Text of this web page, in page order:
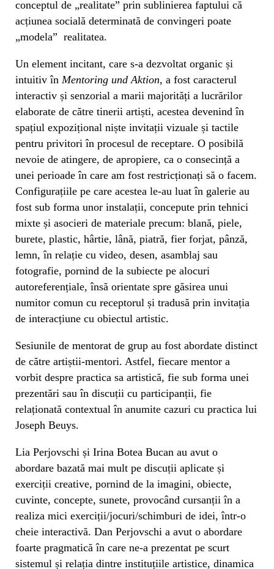
conceptul de „realitate” prin sublinierea faptului că
acțiunea socială determinată de convingeri poate
„modela” realitatea.
Un element incitant, care s-a dezvoltat organic și
intuitiv în Mentoring und Aktion, a fost caracterul
interactiv și senzorial a marii majorități a lucrărilor
elaborate de către tinerii artiști, acestea devenind în
spațiul expozițional niște invitații vizuale și tactile
pentru privitori în procesul de receptare. O posibilă
nevoie de atingere, de apropiere, ca o consecință a
unei perioade în care am fost restricționați să o facem.
Configurațiile pe care acestea le-au luat în galerie au
fost sub forma unor instalații, concepute prin tehnici
mixte și asocieri de materiale precum: blană, piele,
burete, plastic, hârtie, lână, piatră, fier forjat, pânză,
lemn, în relație cu video, desen, asamblaj sau
fotografie, pornind de la subiecte pe alocuri
autoreferențiale, însă orientate spre găsirea unui
numitor comun cu receptorul și tradusă prin invitația
de interacțiune cu obiectul artistic.
Sesiunile de mentorat de grup au fost abordate distinct
de către artiștii-mentori. Astfel, fiecare mentor a
vorbit despre practica sa artistică, fie sub forma unei
prezentări sau în discuții cu participanții, fie
relaționată contextual în anumite cazuri cu practica lui
Joseph Beuys.
Lia Perjovschi și Irina Botea Bucan au avut o
abordare bazată mai mult pe discuții aplicate și
exerciții creative, pornind de la imagini, obiecte,
cuvinte, concepte, sunete, provocând cursanții în a
realiza mici exerciții/jocuri/schimburi de idei, într-o
cheie interactivă. Dan Perjovschi a avut o abordare
foarte pragmatică în care ne-a prezentat pe scurt
sistemul și relația dintre instituțiile artistice, dinamica